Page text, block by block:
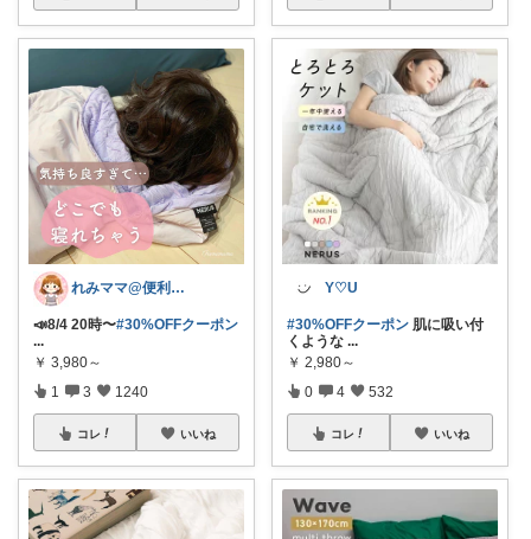
れみママ@便利雑貨¸¸kids
📣8/4 20時〜#30%OFFクーポン
...
￥ 3,980～
1 3 1240
コレ いいね
Y♡U
#30%OFFクーポン 肌に吸い付
くような ...
￥ 2,980～
0 4 532
コレ いいね